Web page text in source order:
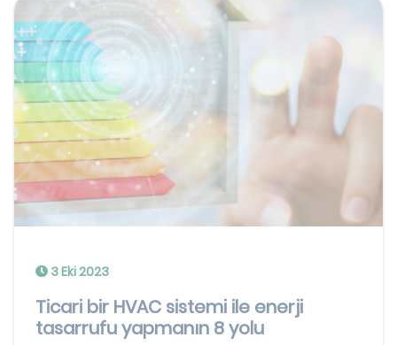
3 Eki 2023
Ticari bir HVAC sistemi ile enerji
tasarrufu yapmanın 8 yolu